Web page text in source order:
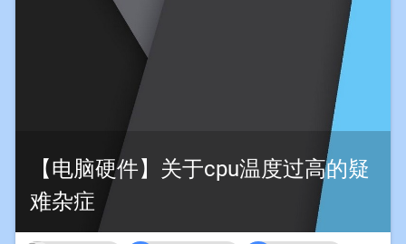
【电脑硬件】关于cpu温度过高的疑
难杂症